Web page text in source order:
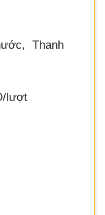
Thanh
lượt